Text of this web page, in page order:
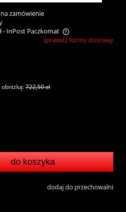
zamówienie
- InPost Paczkomat
kosztów płatności
sprawdź formy dostawy
722,50 zł
do koszyka
dodaj do przechowalni